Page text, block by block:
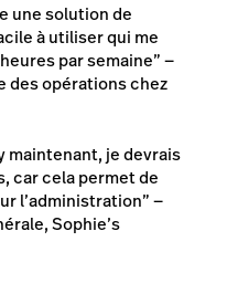
une solution de
à utiliser qui me
par semaine” —
des opérations chez
maintenant, je devrais
car cela permet de
l’administration” —
Sophie’s